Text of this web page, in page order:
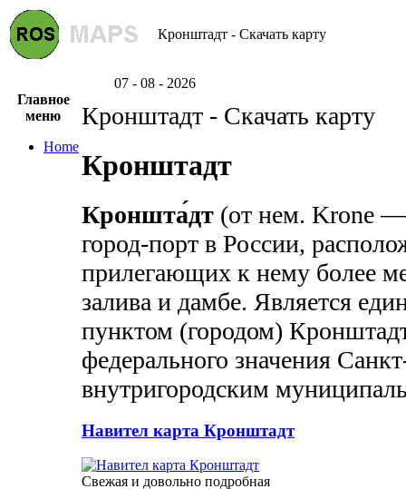
Кронштадт - Скачать карту
07 - 08 - 2026
Главное
меню
Home
Кронштадт - Скачать карту
Кронштадт
Кроншта́дт (от нем. Krone
город-порт в России,
прилегающих к нему более
залива и дамбе. Является
пунктом (городом)
федерального значения
внутригородским
Навител карта Кронштадт
Свежая и довольно подробная